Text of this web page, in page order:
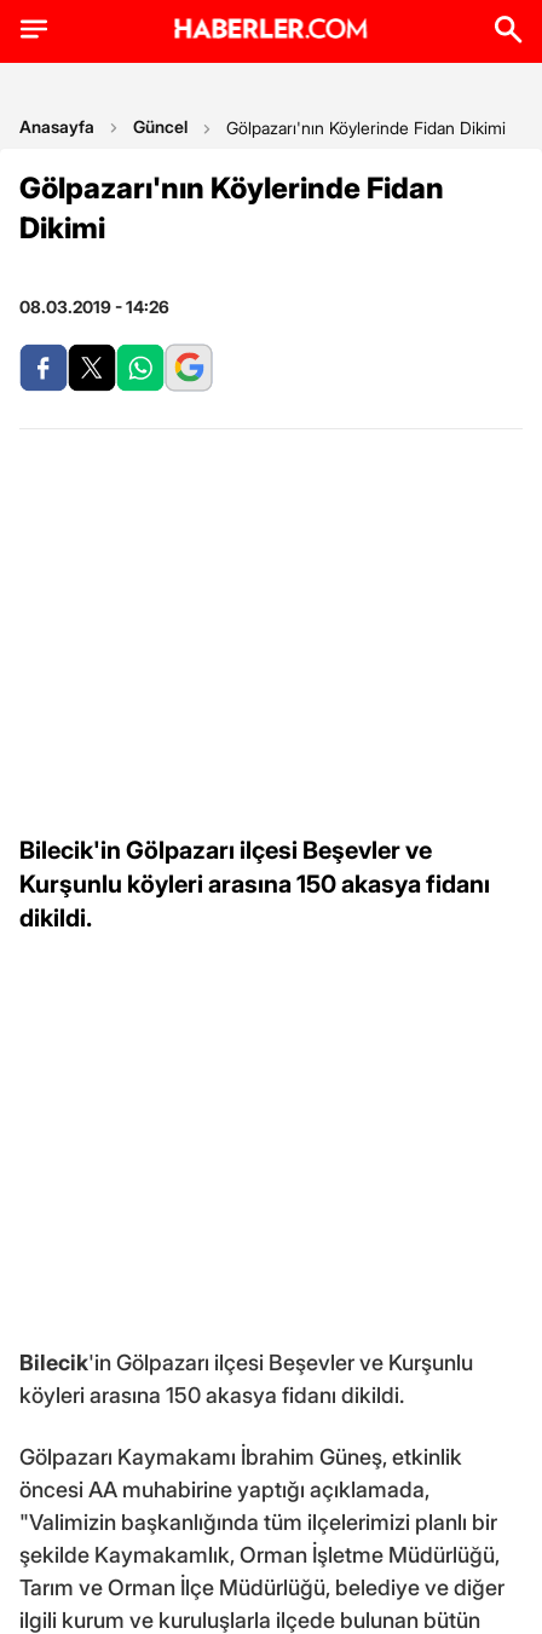
Anasayfa Güncel Gölpazarı'nın Köylerinde Fidan Dikimi
Gölpazarı'nın Köylerinde Fidan
Dikimi
08.03.2019 - 14:26
Bilecik'in Gölpazarı ilçesi Beşevler ve
Kurşunlu köyleri arasına 150 akasya fidanı
dikildi.
Bilecik'in Gölpazarı ilçesi Beşevler ve Kurşunlu
köyleri arasına 150 akasya fidanı dikildi.
Gölpazarı Kaymakamı İbrahim Güneş, etkinlik
öncesi AA muhabirine yaptığı açıklamada,
"Valimizin başkanlığında tüm ilçelerimizi planlı bir
şekilde Kaymakamlık, Orman İşletme Müdürlüğü,
Tarım ve Orman İlçe Müdürlüğü, belediye ve diğer
ilgili kurum ve kuruluşlarla ilçede bulunan bütün